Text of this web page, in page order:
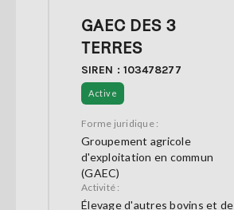
GAEC DES 3
TERRES
SIREN : 103478277
Active
Forme juridique :
Groupement agricole
d'exploitation en commun
(GAEC)
Activité :
Élevage d'autres bovins et de